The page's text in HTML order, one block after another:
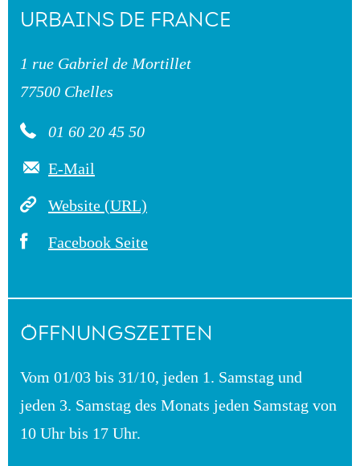
URBAINS DE FRANCE
1 rue Gabriel de Mortillet
77500 Chelles
01 60 20 45 50
E-Mail
Website (URL)
Facebook Seite
ÖFFNUNGSZEITEN
Vom 01/03 bis 31/10, jeden 1. Samstag und
jeden 3. Samstag des Monats jeden Samstag von
10 Uhr bis 17 Uhr.